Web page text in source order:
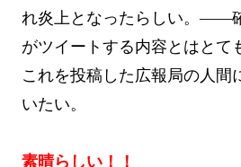
れ炎上となったらしい。――
がツイートする内容とはとて
これを投稿した広報局の人間
いたい。
素晴らしい！！